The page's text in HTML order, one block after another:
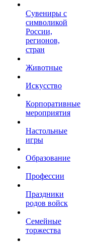
Сувениры с
символикой
России,
регионов,
стран
Животные
Искусство
Корпоративные
мероприятия
Настольные
игры
Образование
Профессии
Праздники
родов войск
Семейные
торжества